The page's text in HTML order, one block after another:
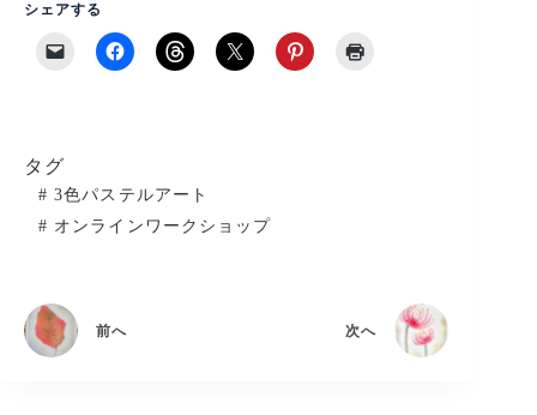
シェアする
タグ
# 3色パステルアート
# オンラインワークショップ
前へ 次へ